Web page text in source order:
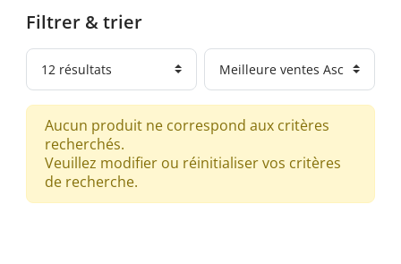
Filtrer & trier
Aucun produit ne correspond aux critères
recherchés.
Veuillez modifier ou réinitialiser vos critères
de recherche.